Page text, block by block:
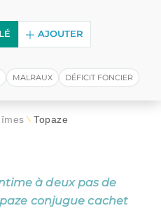
AJOUTER
MALRAUX DÉFICIT FONCIER
\ Topaze
à deux pas de
conjugue cachet